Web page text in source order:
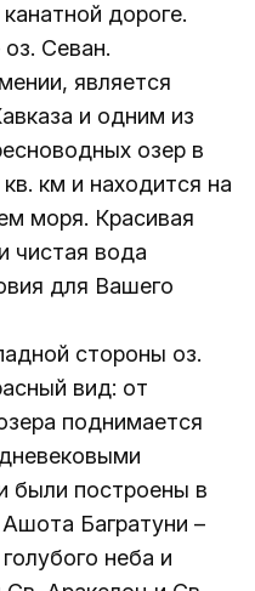
дороге.
Севан.
является
и одним из
озер в
км и находится на
моря. Красивая
чистая вода
для Вашего
стороны оз.
вид: от
поднимается
были построены в
Багратуни –
неба и